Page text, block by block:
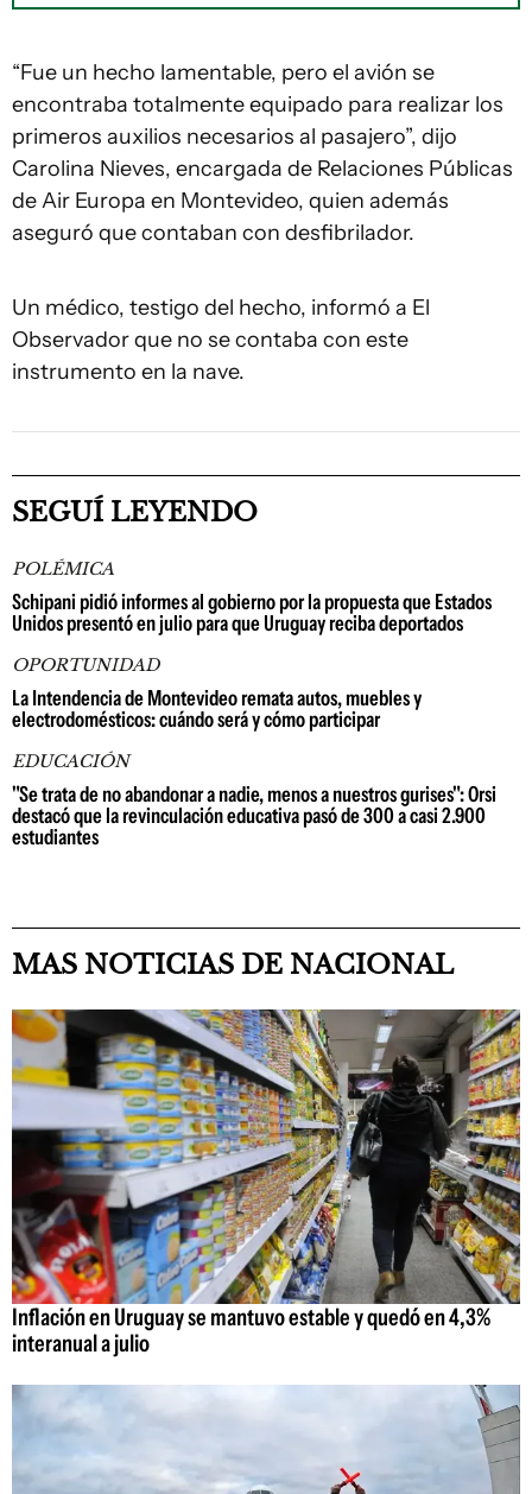
“Fue un hecho lamentable, pero el avión se
encontraba totalmente equipado para realizar los
primeros auxilios necesarios al pasajero”, dijo
Carolina Nieves, encargada de Relaciones Públicas
de Air Europa en Montevideo, quien además
aseguró que contaban con desfibrilador.
Un médico, testigo del hecho, informó a El
Observador que no se contaba con este
instrumento en la nave.
SEGUÍ LEYENDO
POLÉMICA
Schipani pidió informes al gobierno por la propuesta que Estados
Unidos presentó en julio para que Uruguay reciba deportados
OPORTUNIDAD
La Intendencia de Montevideo remata autos, muebles y
electrodomésticos: cuándo será y cómo participar
EDUCACIÓN
"Se trata de no abandonar a nadie, menos a nuestros gurises": Orsi
destacó que la revinculación educativa pasó de 300 a casi 2.900
estudiantes
MAS NOTICIAS DE NACIONAL
Inflación en Uruguay se mantuvo estable y quedó en 4,3%
interanual a julio